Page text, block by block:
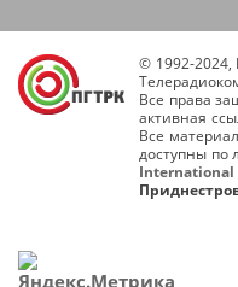
© 1992-2024,
Все права
активная
Все
доступны по
International